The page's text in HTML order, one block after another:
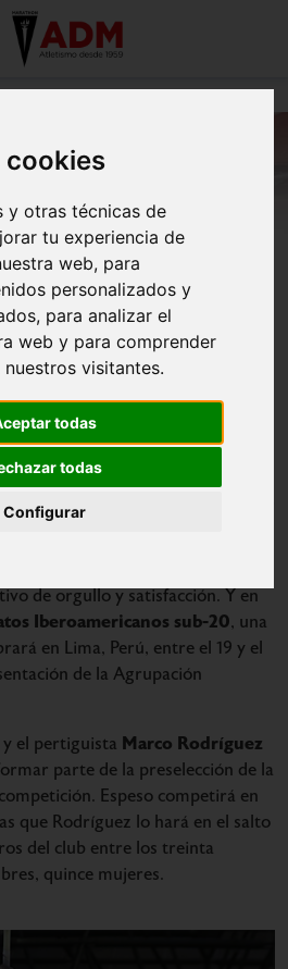
cookies
y otras técnicas de
tu experiencia de
web, para
personalizados y
para analizar el
web y para comprender
visitantes.
todas
todas
Configurar
Y MARCO
PARA COMPETIR
SUB-
de orgullo y satisfacción. Y en
Iberoamericanos sub-20, una
en Lima, Perú, entre el 19 y el
de la Agrupación
y el pertiguista Marco Rodríguez
parte de la preselección de la
Espeso competirá en
que Rodríguez lo hará en el salto
del club entre los treinta
quince mujeres.